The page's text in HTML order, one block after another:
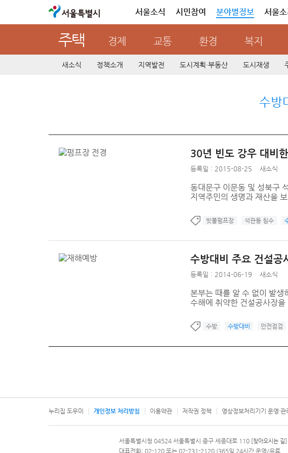
서울특별시 서울소식 시민참여 분야별정보 서울소
주택 경제 교통 환경 복지
새소식 정책소개 지역발전 도시계획·부동산 도시재생
수방
30년 빈도 강우 대비
등록일 : 2015-08-25 새소식
동대문구 이문동 및 성북구
지역주민의 생명과 재산을
빗물펌프장 석관동 침수
수방대비 주요 건설공
등록일 : 2014-06-19 새소식
본부는 때를 알 수 없이 발생
수해에 취약한 건설공사장
수방 수방대비 안전점검
누리집 도우미 개인정보 처리방침 이용약관 저작권 정책 영상정보처리기기 운영·관
문의 전화번호 120, 120 다산콜재단
서울특별시청 04524 서울특별시 중구 세종대로 110 [찾아오시는 길]
대표전화: 02-120 또는 02-731-2120 (365일 24시간 운영/유료